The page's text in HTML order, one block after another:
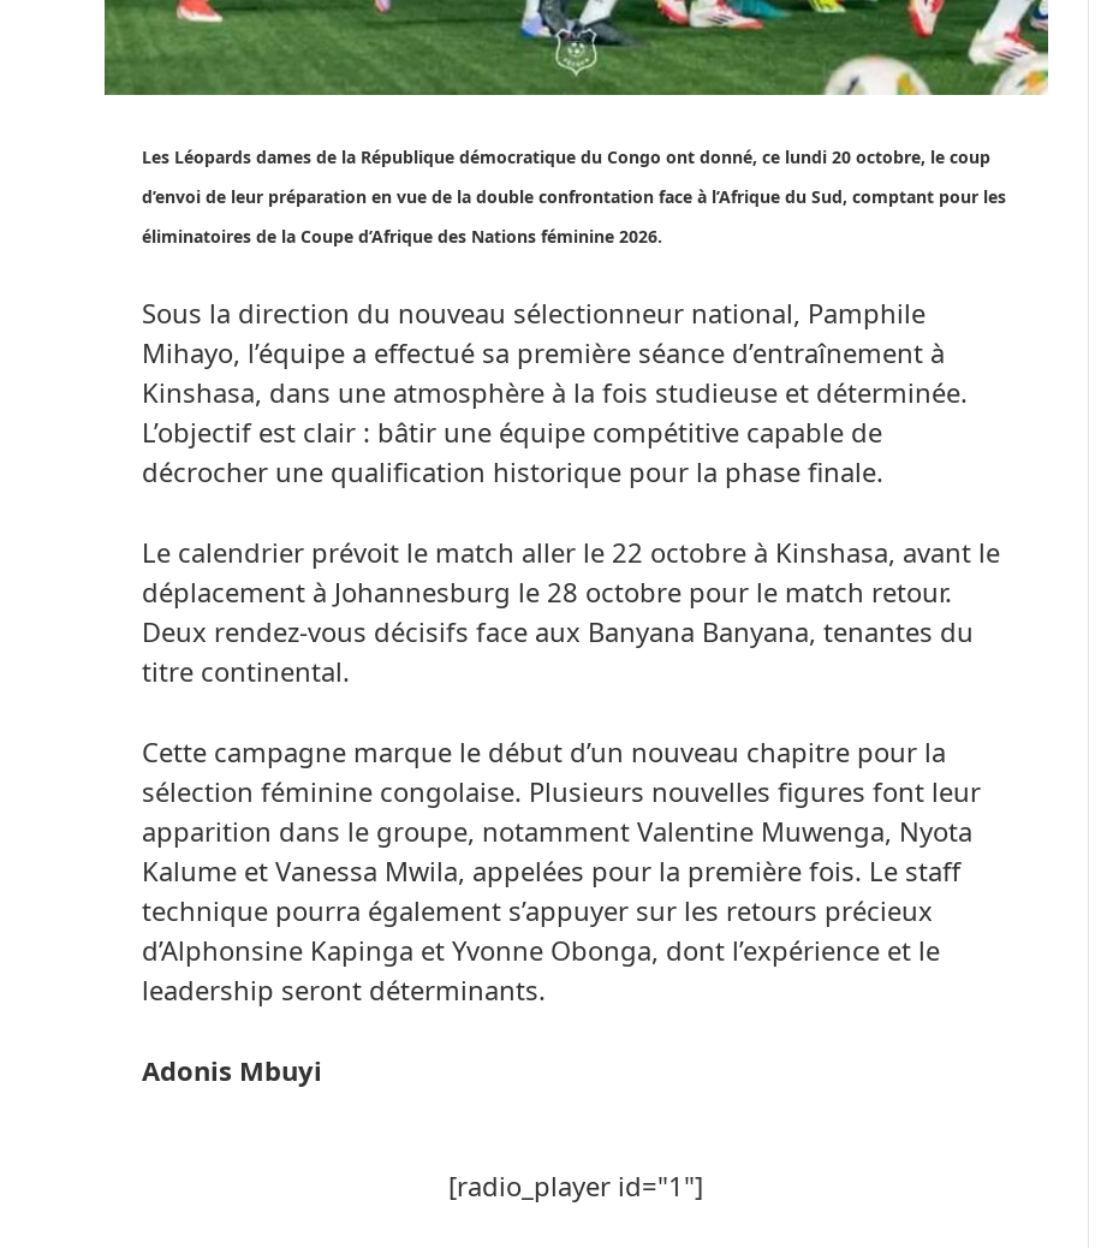
Les Léopards dames de la République démocratique du Congo ont donné, ce lundi 20 octobre, le coup
d’envoi de leur préparation en vue de la double confrontation face à l’Afrique du Sud, comptant pour les
éliminatoires de la Coupe d’Afrique des Nations féminine 2026.
Sous la direction du nouveau sélectionneur national, Pamphile
Mihayo, l’équipe a effectué sa première séance d’entraînement à
Kinshasa, dans une atmosphère à la fois studieuse et déterminée.
L’objectif est clair : bâtir une équipe compétitive capable de
décrocher une qualification historique pour la phase finale.
Le calendrier prévoit le match aller le 22 octobre à Kinshasa, avant le
déplacement à Johannesburg le 28 octobre pour le match retour.
Deux rendez-vous décisifs face aux Banyana Banyana, tenantes du
titre continental.
Cette campagne marque le début d’un nouveau chapitre pour la
sélection féminine congolaise. Plusieurs nouvelles figures font leur
apparition dans le groupe, notamment Valentine Muwenga, Nyota
Kalume et Vanessa Mwila, appelées pour la première fois. Le staff
technique pourra également s’appuyer sur les retours précieux
d’Alphonsine Kapinga et Yvonne Obonga, dont l’expérience et le
leadership seront déterminants.
Adonis Mbuyi
[radio_player id="1"]